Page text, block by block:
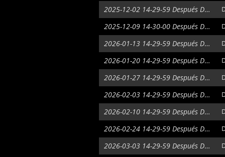
2025-12-02 14-29-59 Después De La Fiebre Del Oro
2025-12-09 14-30-00 Después De La Fiebre Del Oro
2026-01-13 14-29-59 Después De La Fiebre Del Oro
2026-01-20 14-29-59 Después De La Fiebre Del Oro
2026-01-27 14-29-59 Después De La Fiebre Del Oro
2026-02-03 14-29-59 Después De La Fiebre Del Oro
2026-02-10 14-29-59 Después De La Fiebre Del Oro
2026-02-24 14-29-59 Después De La Fiebre Del Oro
2026-03-03 14-29-59 Después De La Fiebre Del Oro